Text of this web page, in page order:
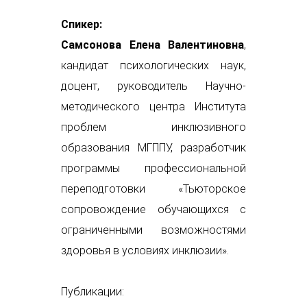
Спикер:
Самсонова Елена Валентиновна,
кандидат психологических наук,
доцент, руководитель Научно-
методического центра Института
проблем инклюзивного
образования МГППУ, разработчик
программы профессиональной
переподготовки «Тьюторское
сопровождение обучающихся с
ограниченными возможностями
здоровья в условиях инклюзии».
Публикации: